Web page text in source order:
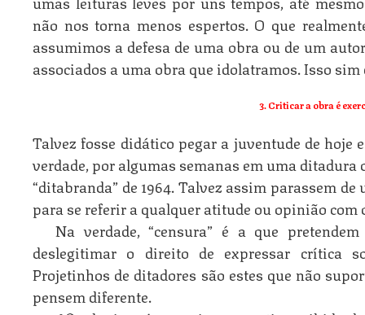
não nos torna menos espertos. O que
assumimos a defesa de uma obra ou de um
associados a uma obra que idolatramos. Isso sim
3. Criticar a obra é
Talvez fosse didático pegar a juventude de hoje
verdade, por algumas semanas em uma ditadura
“ditabranda” de 1964. Talvez assim parassem de
para se referir a qualquer atitude ou opinião com
Na verdade, “censura” é a que
deslegitimar o direito de expressar crítica
Projetinhos de ditadores são estes que não
pensem diferente.